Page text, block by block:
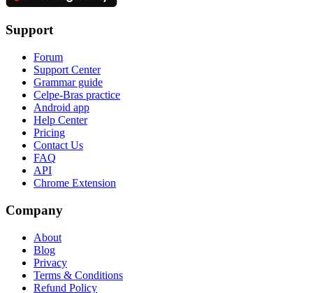
Support
Forum
Support Center
Grammar guide
Celpe-Bras practice
Android app
Help Center
Pricing
Contact Us
FAQ
API
Chrome Extension
Company
About
Blog
Privacy
Terms & Conditions
Refund Policy